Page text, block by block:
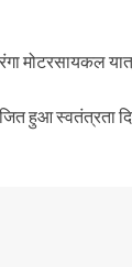
मोटरसायकल
हुआ स्वतंत्रता